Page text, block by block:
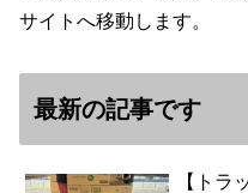
サイトへ移動します。
最新の記事です
【トラ